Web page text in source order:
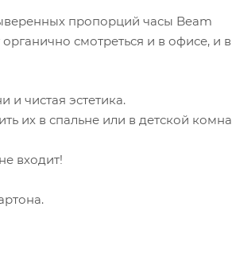
пропорций часы Beam
смотреться и в офисе, и в
и чистая эстетика.
их в спальне или в детской
входит!